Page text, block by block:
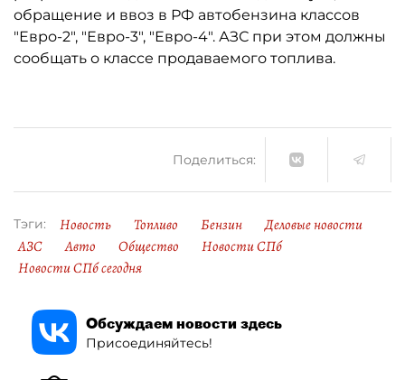
обращение и ввоз в РФ автобензина классов
"Евро-2", "Евро-3", "Евро-4". АЗС при этом должны
сообщать о классе продаваемого топлива.
Поделиться:
Тэги: Новость Топливо Бензин
Деловые новости
АЗС
Авто Общество
Новости СПб
Новости СПб сегодня
Обсуждаем новости здесь
Присоединяйтесь!